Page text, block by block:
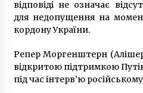
відповіді не означає
для недопущення на
кордону України.
Репер Моргенштерн
відкритою підтримкою
під час інтерв’ю